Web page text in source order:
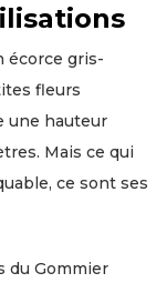
écorce gris-
fleurs
une hauteur
Mais ce qui
ce sont ses
du Gommier